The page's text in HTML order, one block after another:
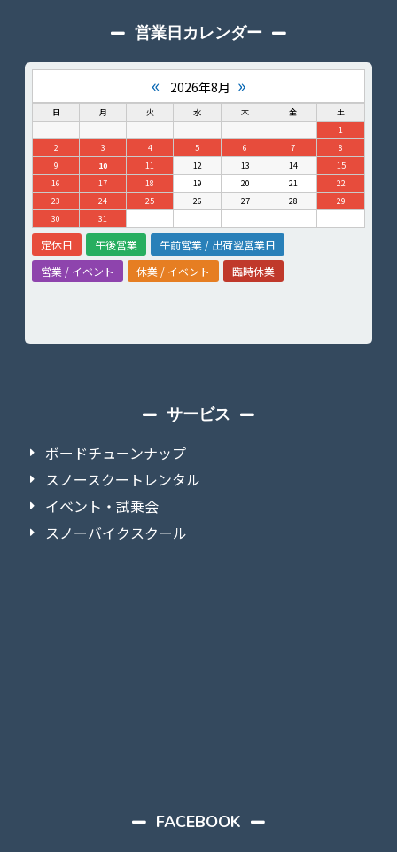
営業日カレンダー
« 2026年8月 »
日 月 火 水 木 金
土
1
2
3 4 5 6 7
8
9
10 11 12 13 14
15
16
17 18 19 20 21
22
23
24 25 26 27 28
29
30
31
定休日 午後営業
午前営業 / 出荷翌営業日
営業 / イベント
休業 / イベント 臨時休業
サービス
ボードチューンナップ
スノースクートレンタル
イベント・試乗会
スノーバイクスクール
FACEBOOK